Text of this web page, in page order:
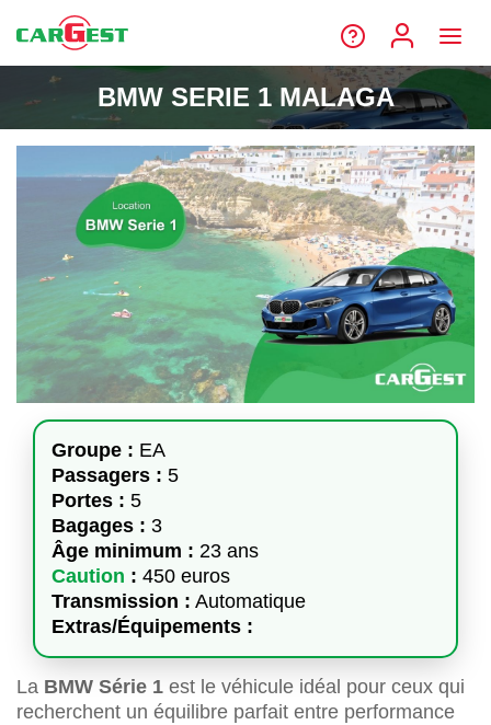
BMW SERIE 1 MALAGA
Groupe : EA
Passagers : 5
Portes : 5
Bagages : 3
Âge minimum : 23 ans
Caution : 450 euros
Transmission : Automatique
Extras/Équipements :
La BMW Série 1 est le véhicule idéal pour ceux qui
recherchent un équilibre parfait entre performance